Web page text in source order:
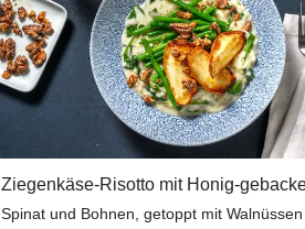
Spinat und Bohnen, getoppt mit Walnüssen